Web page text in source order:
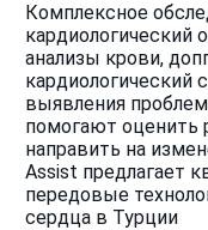
Комплексное
кардиологический
анализы крови,
кардиологический
выявления
помогают оценить
направить на
Assist предлагает
передовые
сердца в Турции